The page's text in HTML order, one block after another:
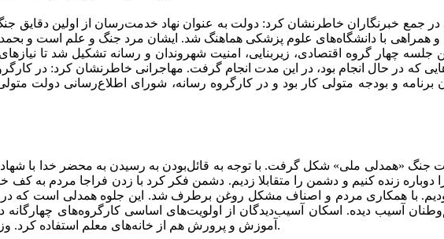
خبرنگاران خاطرنشان کرد: دولت به عنوان نهاد خدمت‌رسان از اولین دقایق
و همراهی با دانشگاه‌های علوم پزشکی هماهنگ شد. ایشان مرد جنگ و علم است و
چهار گروه اقتصادی، زیربنایی، امنیت شهروندان و رسانه تشکیل شد تا
که در حال انجام بود، در این مدت انجام گرفت. مهاجرانی خاطرنشان کرد: در
برنامه و بودجه متولی کار بود و در کارگروه رسانه، شورای اطلاع‌رسانی دولت
«همدلی ملی» شکل گرفت. با توجه به قائل‌بودن به رسیدن به محضر خدا با
دوباره زنده کنیم و دشمن را متقابلا زدیم. دشمن فکر کرد با زدن فراجا مردم به کف
با همکاری مردم و اصناف مشکل روغن برطرف شد. این جلوه همدلی است که در
آسیب دیده. اسکان آسیب‌دیدگان از اولویت‌های اساسی کارگروه‌های
آموزش و پرورش هم از خانه‌های معلم استفاده کرد. وزارت میراث فرهنگی نیز هتل لاله را در اختیار شهروندان آسیب‌دیده قرار داد.